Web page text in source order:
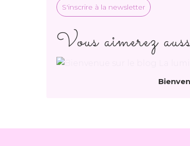
S'inscrire à la newsletter
Vous aimerez